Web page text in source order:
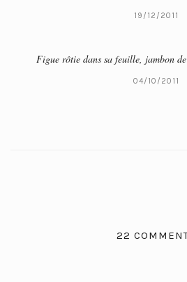
19/12/2011
Figue rôtie dans sa feuille, jambon
04/10/2011
22